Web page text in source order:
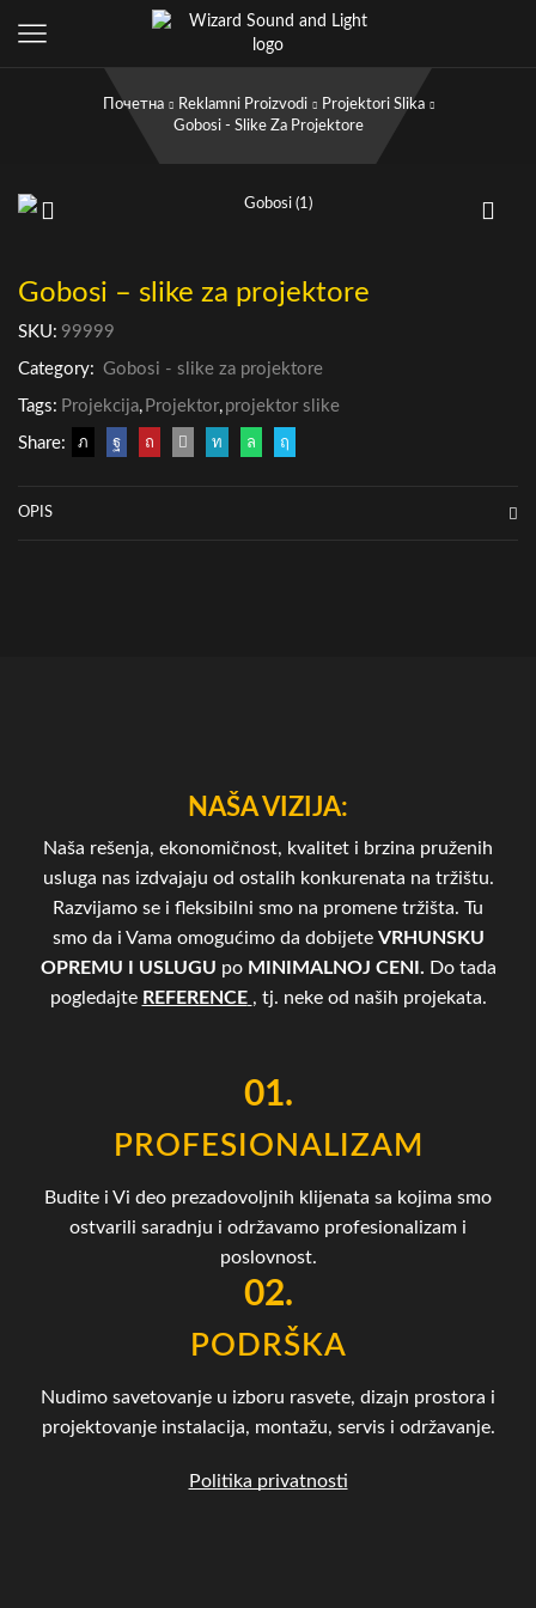
Почетна Reklamni Proizvodi
Projektori Slika
Gobosi - Slike Za Projektore
Gobosi – slike za projektore
SKU: 99999
Category: Gobosi - slike za projektore
Tags: Projekcija, Projektor, projektor slike
Share:
OPIS
NAŠA VIZIJA:
Naša rešenja, ekonomičnost, kvalitet i brzina pruženih
usluga nas izdvajaju od ostalih konkurenata na tržištu.
Razvijamo se i fleksibilni smo na promene tržišta. Tu
smo da i Vama omogućimo da dobijete VRHUNSKU
OPREMU I USLUGU po MINIMALNOJ CENI. Do tada
pogledajte REFERENCE , tj. neke od naših projekata.
01.
PROFESIONALIZAM
Budite i Vi deo prezadovoljnih klijenata sa kojima smo
ostvarili saradnju i održavamo profesionalizam i
poslovnost.
02.
PODRŠKA
Nudimo savetovanje u izboru rasvete, dizajn prostora i
projektovanje instalacija, montažu, servis i održavanje.
Politika privatnosti